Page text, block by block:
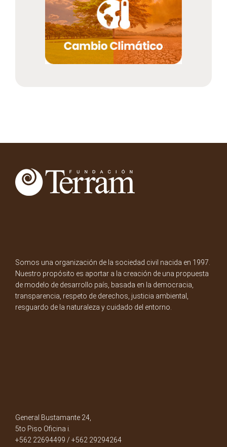
Somos una organización de la sociedad civil nacida en 1997.
Nuestro propósito es aportar a la creación de una propuesta
de modelo de desarrollo país, basada en la democracia,
transparencia, respeto de derechos, justicia ambiental,
resguardo de la naturaleza y cuidado del entorno.
General Bustamante 24,
5to Piso Oficina i.
+562 22694499 / +562 29294264